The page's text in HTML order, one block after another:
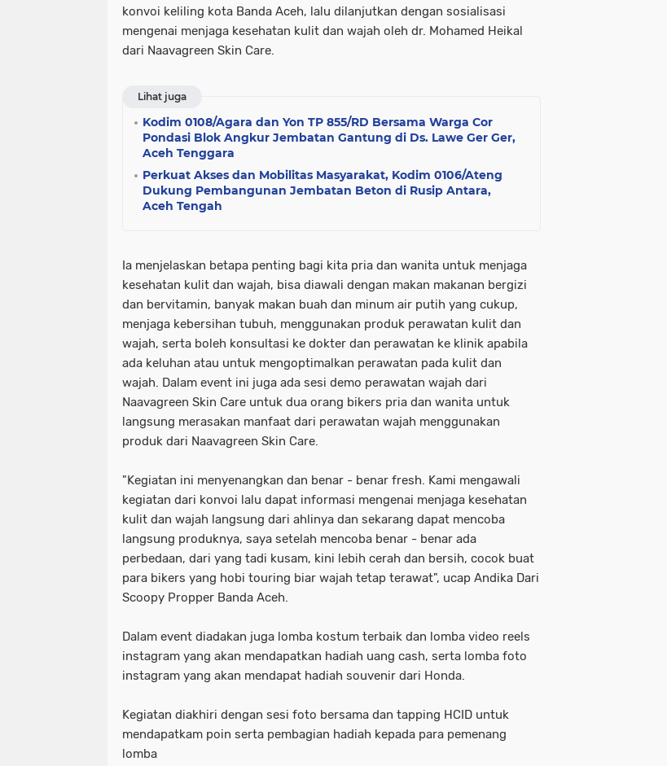
konvoi keliling kota Banda Aceh, lalu dilanjutkan dengan sosialisasi
mengenai menjaga kesehatan kulit dan wajah oleh dr. Mohamed Heikal
dari Naavagreen Skin Care.
Lihat juga
Kodim 0108/Agara dan Yon TP 855/RD Bersama Warga Cor
Pondasi Blok Angkur Jembatan Gantung di Ds. Lawe Ger Ger,
Aceh Tenggara
Perkuat Akses dan Mobilitas Masyarakat, Kodim 0106/Ateng
Dukung Pembangunan Jembatan Beton di Rusip Antara,
Aceh Tengah
Ia menjelaskan betapa penting bagi kita pria dan wanita untuk menjaga
kesehatan kulit dan wajah, bisa diawali dengan makan makanan bergizi
dan bervitamin, banyak makan buah dan minum air putih yang cukup,
menjaga kebersihan tubuh, menggunakan produk perawatan kulit dan
wajah, serta boleh konsultasi ke dokter dan perawatan ke klinik apabila
ada keluhan atau untuk mengoptimalkan perawatan pada kulit dan
wajah. Dalam event ini juga ada sesi demo perawatan wajah dari
Naavagreen Skin Care untuk dua orang bikers pria dan wanita untuk
langsung merasakan manfaat dari perawatan wajah menggunakan
produk dari Naavagreen Skin Care.
"Kegiatan ini menyenangkan dan benar - benar fresh. Kami mengawali
kegiatan dari konvoi lalu dapat informasi mengenai menjaga kesehatan
kulit dan wajah langsung dari ahlinya dan sekarang dapat mencoba
langsung produknya, saya setelah mencoba benar - benar ada
perbedaan, dari yang tadi kusam, kini lebih cerah dan bersih, cocok buat
para bikers yang hobi touring biar wajah tetap terawat", ucap Andika Dari
Scoopy Propper Banda Aceh.
Dalam event diadakan juga lomba kostum terbaik dan lomba video reels
instagram yang akan mendapatkan hadiah uang cash, serta lomba foto
instagram yang akan mendapat hadiah souvenir dari Honda.
Kegiatan diakhiri dengan sesi foto bersama dan tapping HCID untuk
mendapatkam poin serta pembagian hadiah kepada para pemenang
lomba